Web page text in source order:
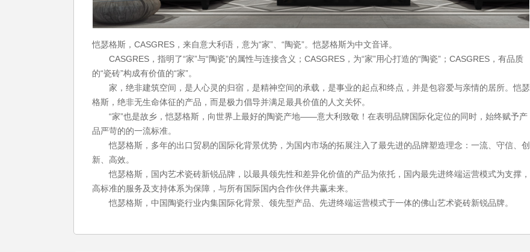
恺瑟格斯，CASGRES，来自意大利语，意为“家”、“陶瓷”。恺瑟格斯为中文音译。
CASGRES，指明了“家”与“陶瓷”的属性与连接含义；CASGRES，为“家”用心打造的“陶瓷”；CASGRES，有品质
的“瓷砖”构成有价值的“家”。
家，绝非建筑空间，是人心灵的归宿，是精神空间的承载，是事业的起点和终点，并是包容爱与亲情的居所。恺瑟
格斯，绝非无生命体征的产品，而是极力倡导并满足最具价值的人文关怀。
“家”也是故乡，恺瑟格斯，向世界上最好的陶瓷产地——意大利致敬！在表明品牌国际化定位的同时，始终赋予产
品严苛的的一流标准。
恺瑟格斯，多年的出口贸易的国际化背景优势，为国内市场的拓展注入了最先进的品牌塑造理念：一流、守信、创
新、高效。
恺瑟格斯，国内艺术瓷砖新锐品牌，以最具领先性和差异化价值的产品为依托，国内最先进终端运营模式为支撑，
高标准的服务及支持体系为保障，与所有国际国内合作伙伴共赢未来。
恺瑟格斯，中国陶瓷行业内集国际化背景、领先型产品、先进终端运营模式于一体的佛山艺术瓷砖新锐品牌。